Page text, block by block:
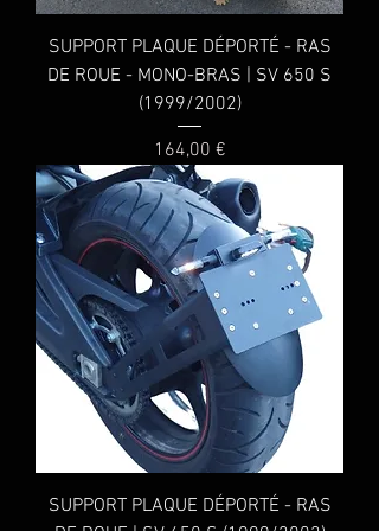
SUPPORT PLAQUE DÉPORTÉ - RAS
DE ROUE - MONO-BRAS | SV 650 S
(1999/2002)
Prix
164,00 €
SUPPORT PLAQUE DÉPORTÉ - RAS